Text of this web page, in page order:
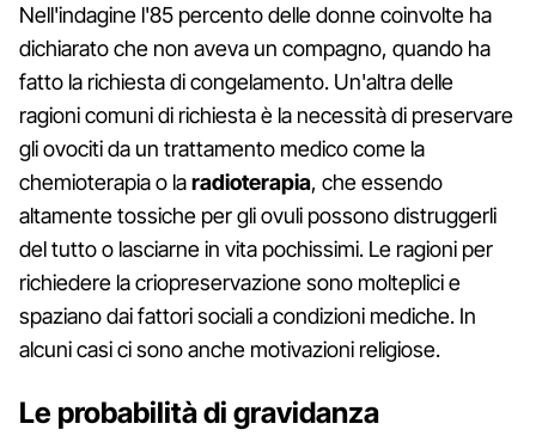
Nell'indagine l'85 percento delle donne coinvolte ha
dichiarato che non aveva un compagno, quando ha
fatto la richiesta di congelamento. Un'altra delle
ragioni comuni di richiesta è la necessità di preservare
gli ovociti da un trattamento medico come la
chemioterapia o laradioterapia, che essendo
altamente tossiche per gli ovuli possono distruggerli
del tutto o lasciarne in vita pochissimi. Le ragioni per
richiedere la criopreservazione sono molteplici e
spaziano dai fattori sociali a condizioni mediche. In
alcuni casi ci sono anche motivazioni religiose.
Le probabilità di gravidanza